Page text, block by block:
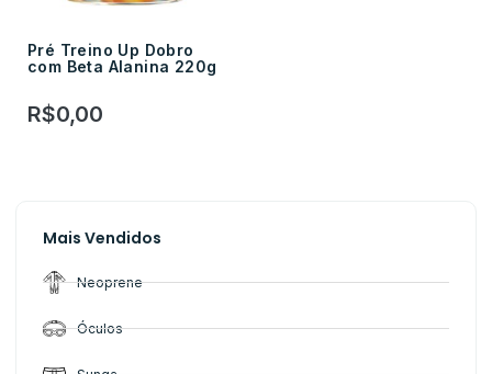
Mais Vendidos
Neoprene
Óculos
Pré Treino Up Dobro
com Beta Alanina 220g
R$0,00